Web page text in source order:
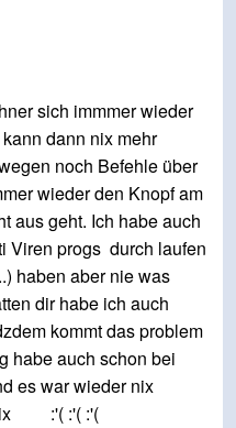
sich immmer wieder
dann nix mehr
noch Befehle über
wieder den Knopf am
aus geht. Ich habe auch
Viren progs durch laufen
haben aber nie was
dir habe ich auch
kommt das problem
habe auch schon bei
es war wieder nix
nix :'( :'( :'(